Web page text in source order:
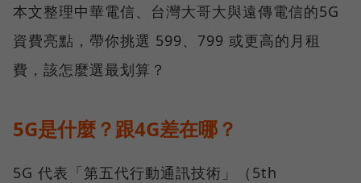
本文整理中華電信、台灣大哥大與遠傳電信的5G
資費亮點，帶你挑選 599、799 或更高的月租
費，該怎麼選最划算？
5G是什麼？跟4G差在哪？
5G 代表「第五代行動通訊技術」（5th